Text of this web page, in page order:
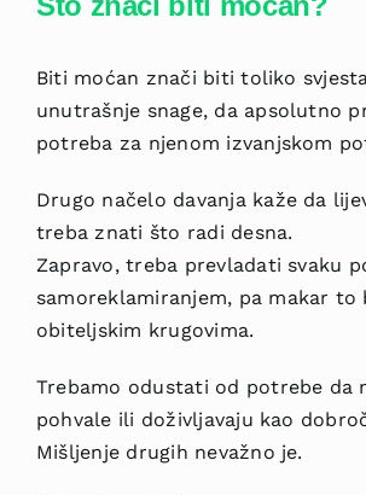
Biti moćan znači biti toliko
unutrašnje snage, da apsolutno
potreba za njenom izvanjskom
Drugo načelo davanja kaže da
treba znati što radi desna.
Zapravo, treba prevladati svaku
samoreklamiranjem, pa makar to
obiteljskim krugovima.
Trebamo odustati od potrebe da
pohvale ili doživljavaju kao
Mišljenje drugih nevažno je.